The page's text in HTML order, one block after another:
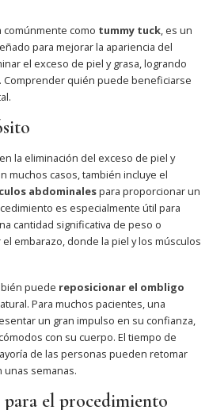
comúnmente como tummy tuck, es un
para mejorar la apariencia del
el exceso de piel y grasa, logrando
Comprender quién puede beneficiarse
la eliminación del exceso de piel y
muchos casos, también incluye el
abdominalespara proporcionar un
es especialmente útil para
cantidad significativa de peso o
embarazo, donde la piel y los músculos
puede reposicionar el ombligo
Para muchos pacientes, una
un gran impulso en su confianza,
con su cuerpo. El tiempo de
de las personas pueden retomar
unas semanas.
para el procedimiento